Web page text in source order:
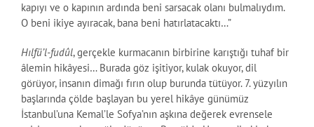
kapıyı ve o kapının ardında beni sarsacak olanı bulmalıydım.
O beni ikiye ayıracak, bana beni hatırlatacaktı…”
Hılfü’l-fudûl, gerçekle kurmacanın birbirine karıştığı tuhaf bir
âlemin hikâyesi… Burada göz işitiyor, kulak okuyor, dil
görüyor, insanın dimağı fırın olup burunda tütüyor. 7. yüzyılın
başlarında çölde başlayan bu yerel hikâye günümüz
İstanbul’una Kemal’le Sofya’nın aşkına değerek evrensele